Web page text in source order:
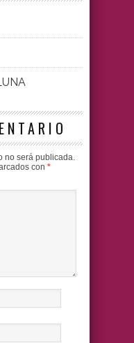
no será publicada.
con *